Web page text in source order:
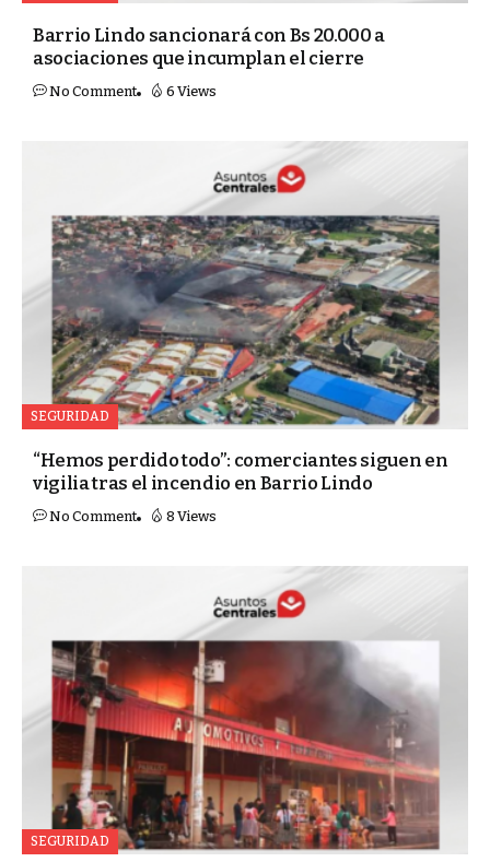
Barrio Lindo sancionará con Bs 20.000 a
asociaciones que incumplan el cierre
No Comment 6 Views
SEGURIDAD
“Hemos perdido todo”: comerciantes siguen en
vigilia tras el incendio en Barrio Lindo
No Comment 8 Views
SEGURIDAD